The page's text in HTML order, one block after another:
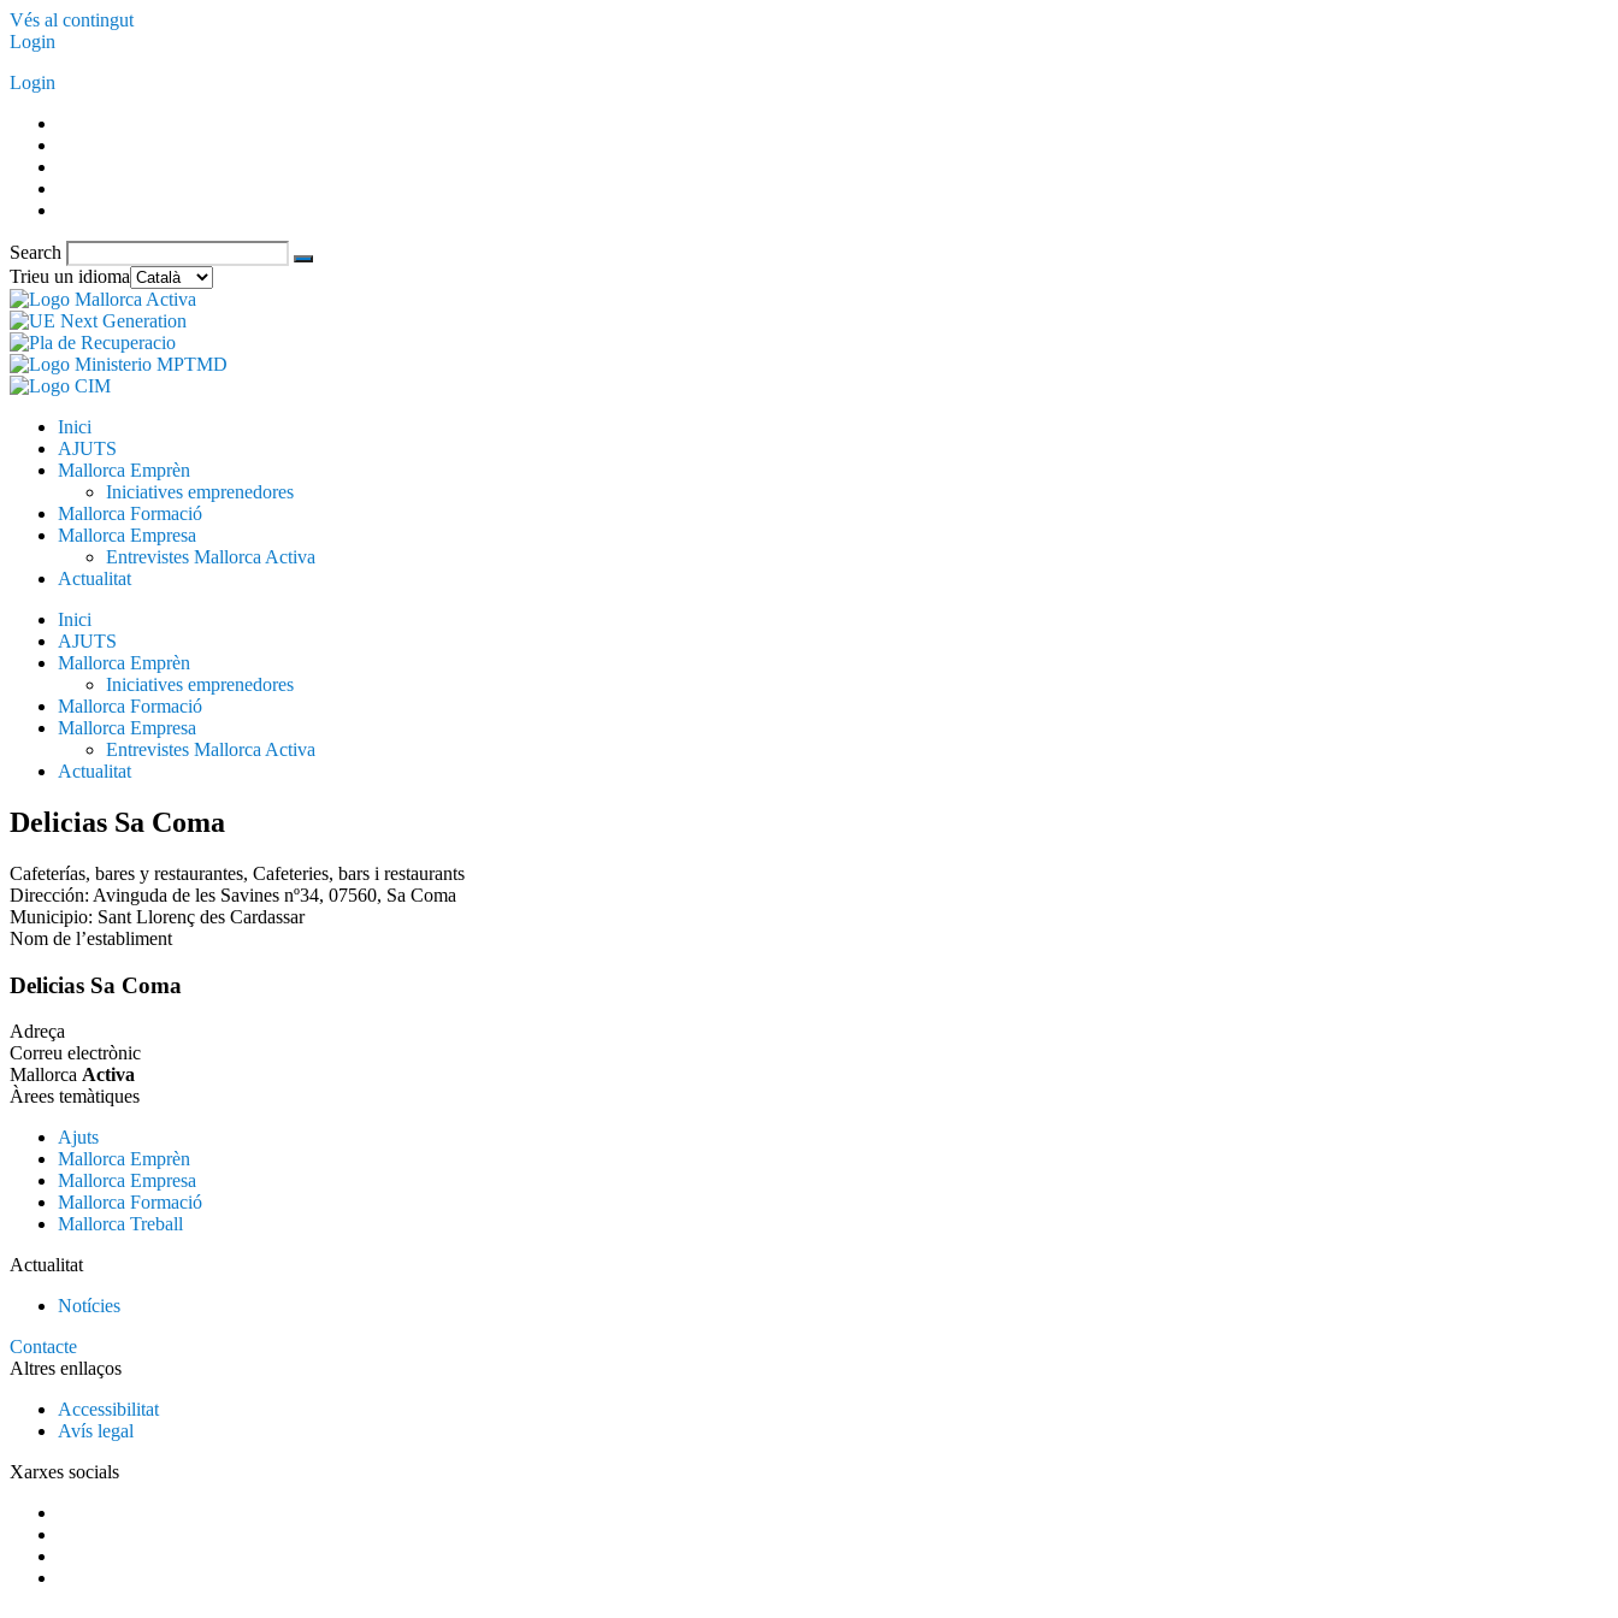
Vés al contingut
Login
Login
Search
Trieu un idioma
Inici
AJUTS
Mallorca Emprèn
Iniciatives emprenedores
Mallorca Formació
Mallorca Empresa
Entrevistes Mallorca Activa
Actualitat
Inici
AJUTS
Mallorca Emprèn
Iniciatives emprenedores
Mallorca Formació
Mallorca Empresa
Entrevistes Mallorca Activa
Actualitat
Delicias Sa Coma
Cafeterías, bares y restaurantes, Cafeteries, bars i restaurants
Dirección: Avinguda de les Savines nº34, 07560, Sa Coma
Municipio: Sant Llorenç des Cardassar
Nom de l’establiment
Delicias Sa Coma
Adreça
Correu electrònic
Mallorca Activa
Àrees temàtiques
Ajuts
Mallorca Emprèn
Mallorca Empresa
Mallorca Formació
Mallorca Treball
Actualitat
Notícies
Contacte
Altres enllaços
Accessibilitat
Avís legal
Xarxes socials